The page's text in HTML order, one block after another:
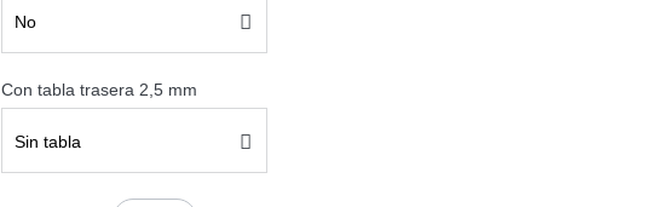
No
Con tabla trasera 2,5 mm
Sin tabla